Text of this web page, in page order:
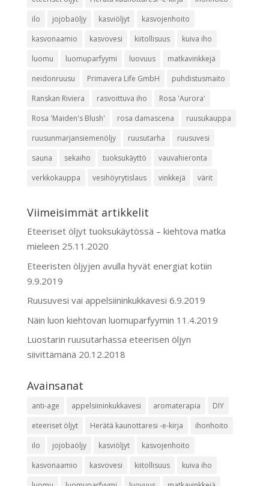
ilo
jojobaöljy kasviöljyt
kasvojenhoito
kasvonaamio
kasvovesi kiitollisuus
kuiva iho
luomu
luomuparfyymi luovuus
matkavinkkejä
neidonruusu
Primavera Life GmbH
puhdistusmaito
Ranskan Riviera
rasvoittuva iho
Rosa 'Aurora'
Rosa 'Maiden's Blush'
rosa damascena
ruusukauppa
ruusunmarjansiemenöljy
ruusutarha
ruusuvesi
sauna
sekaiho tuoksukäyttö
vauvahieronta
verkkokauppa
vesihöyrytislaus vinkkejä värit
Viimeisimmät artikkelit
Eteeriset öljyt tuoksukäytössä – kiehtova matka
mieleen 25.11.2020
Eteeristen öljyjen avulla hyvät energiat kotiin
9.9.2019
Ruusuvesi vai appelsiininkukkavesi 6.9.2019
Näin luon kiehtovan luomuparfyymin 11.4.2019
Luostarin ruusutarhassa eteerisen öljyn
siivittämänä 20.12.2018
Avainsanat
anti-age appelsiininkukkavesi aromaterapia
DIY
eteeriset öljyt
Herätä kaunottaresi -e-kirja
ihonhoito
ilo
jojobaöljy kasviöljyt
kasvojenhoito
kasvonaamio
kasvovesi kiitollisuus
kuiva iho